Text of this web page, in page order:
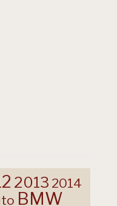
2013 2014
BMW